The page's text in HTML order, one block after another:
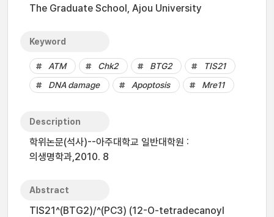
The Graduate School, Ajou University
Keyword
ATM Chk2 BTG2
TIS21
DNA damage
Apoptosis Mre11
Description
학위논문(석사)--아주대학교 일반대학원 :
의생명학과,2010. 8
Abstract
TIS21^(BTG2)/^(PC3) (12-O-tetradecanoyl